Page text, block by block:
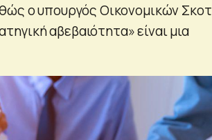
ο υπουργός Οικονομικών Σκοτ
αβεβαιότητα» είναι μια